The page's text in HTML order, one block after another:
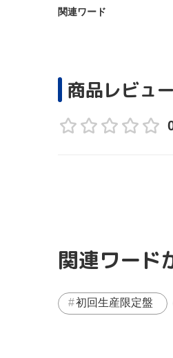
関連ワード
商品レビュー
関連ワード
初回生産限定盤